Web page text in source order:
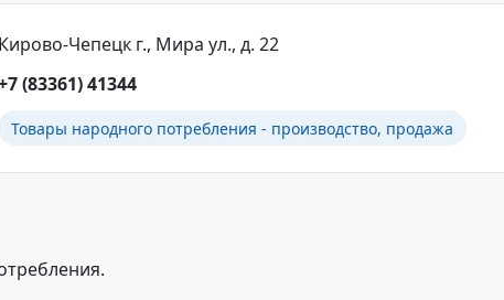
Кирово-Чепецк г., Мира ул., д. 22
(83361) 41344
Товары народного потребления - производство, продажа